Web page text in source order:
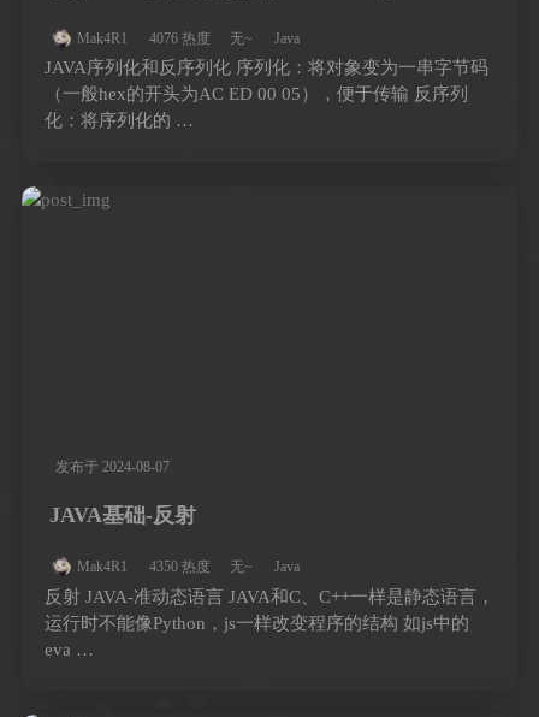
Mak4R1 4076 热度 无~ Java
JAVA序列化和反序列化 序列化：将对象变为一串字节码
（一般hex的开头为AC ED 00 05），便于传输 反序列
化：将序列化的 …
发布于 2024-08-07
JAVA基础-反射
Mak4R1 4350 热度 无~ Java
反射 JAVA-准动态语言 JAVA和C、C++一样是静态语言，
运行时不能像Python，js一样改变程序的结构 如js中的
eva …